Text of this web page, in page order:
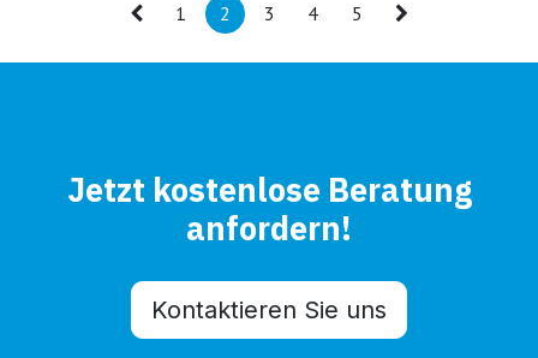
1 2 3 4 5
Jetzt kostenlose Beratung
anfordern!
Kontaktieren Sie uns